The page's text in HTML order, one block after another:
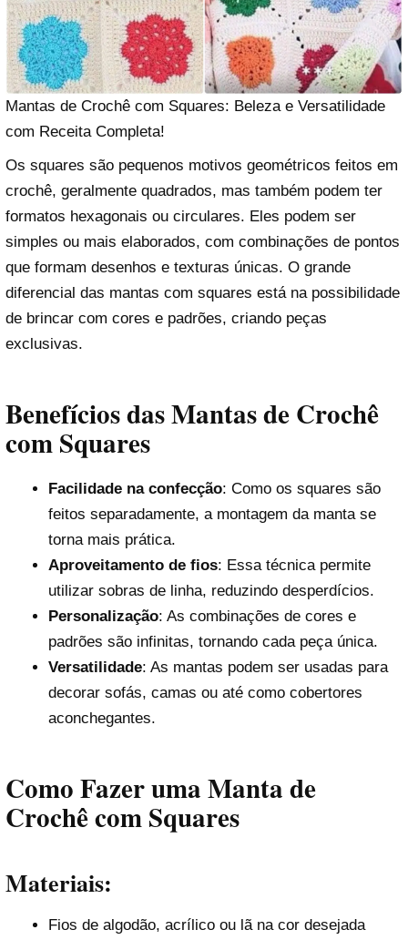
Mantas de Crochê com Squares: Beleza e Versatilidade
com Receita Completa!
Os squares são pequenos motivos geométricos feitos em
crochê, geralmente quadrados, mas também podem ter
formatos hexagonais ou circulares. Eles podem ser
simples ou mais elaborados, com combinações de pontos
que formam desenhos e texturas únicas. O grande
diferencial das mantas com squares está na possibilidade
de brincar com cores e padrões, criando peças
exclusivas.
Benefícios das Mantas de Crochê
com Squares
Facilidade na confecção: Como os squares são
feitos separadamente, a montagem da manta se
torna mais prática.
Aproveitamento de fios: Essa técnica permite
utilizar sobras de linha, reduzindo desperdícios.
Personalização: As combinações de cores e
padrões são infinitas, tornando cada peça única.
Versatilidade: As mantas podem ser usadas para
decorar sofás, camas ou até como cobertores
aconchegantes.
Como Fazer uma Manta de
Crochê com Squares
Materiais:
Fios de algodão, acrílico ou lã na cor desejada